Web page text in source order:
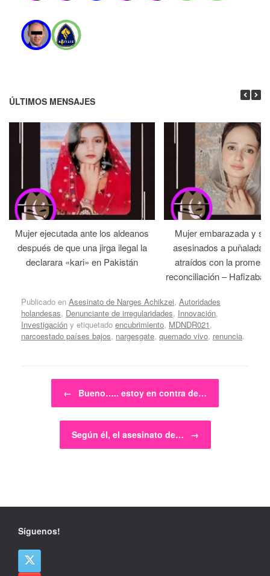
ÚLTIMOS MENSAJES
Mujer ejecutada ante los aldeanos
después de que una jirga ilegal la
declarara «kari» en Pakistán
Mujer embarazada y
asesinados a
atraídos con la
reconciliación –
Publicado en Asesinato de Narges Achikzei, Autoridades
holandesas, Denunciante de irregularidades, Innovación,
Investigación y etiquetado encubrimiento, MDNDR021,
narcoestado países bajos, nargesgate, quemado vivo, renuncia.
Navegador de artículos
← Bueno….. estoy en contra de…
Según él, el asesinato de… →
Síguenos!